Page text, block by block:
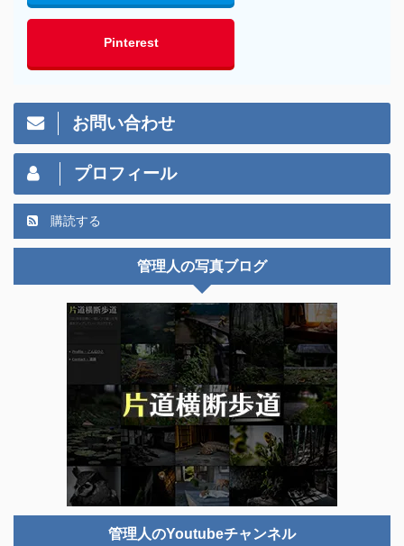
Pinterest
お問い合わせ
プロフィール
購読する
管理人の写真ブログ
管理人のYoutubeチャンネル